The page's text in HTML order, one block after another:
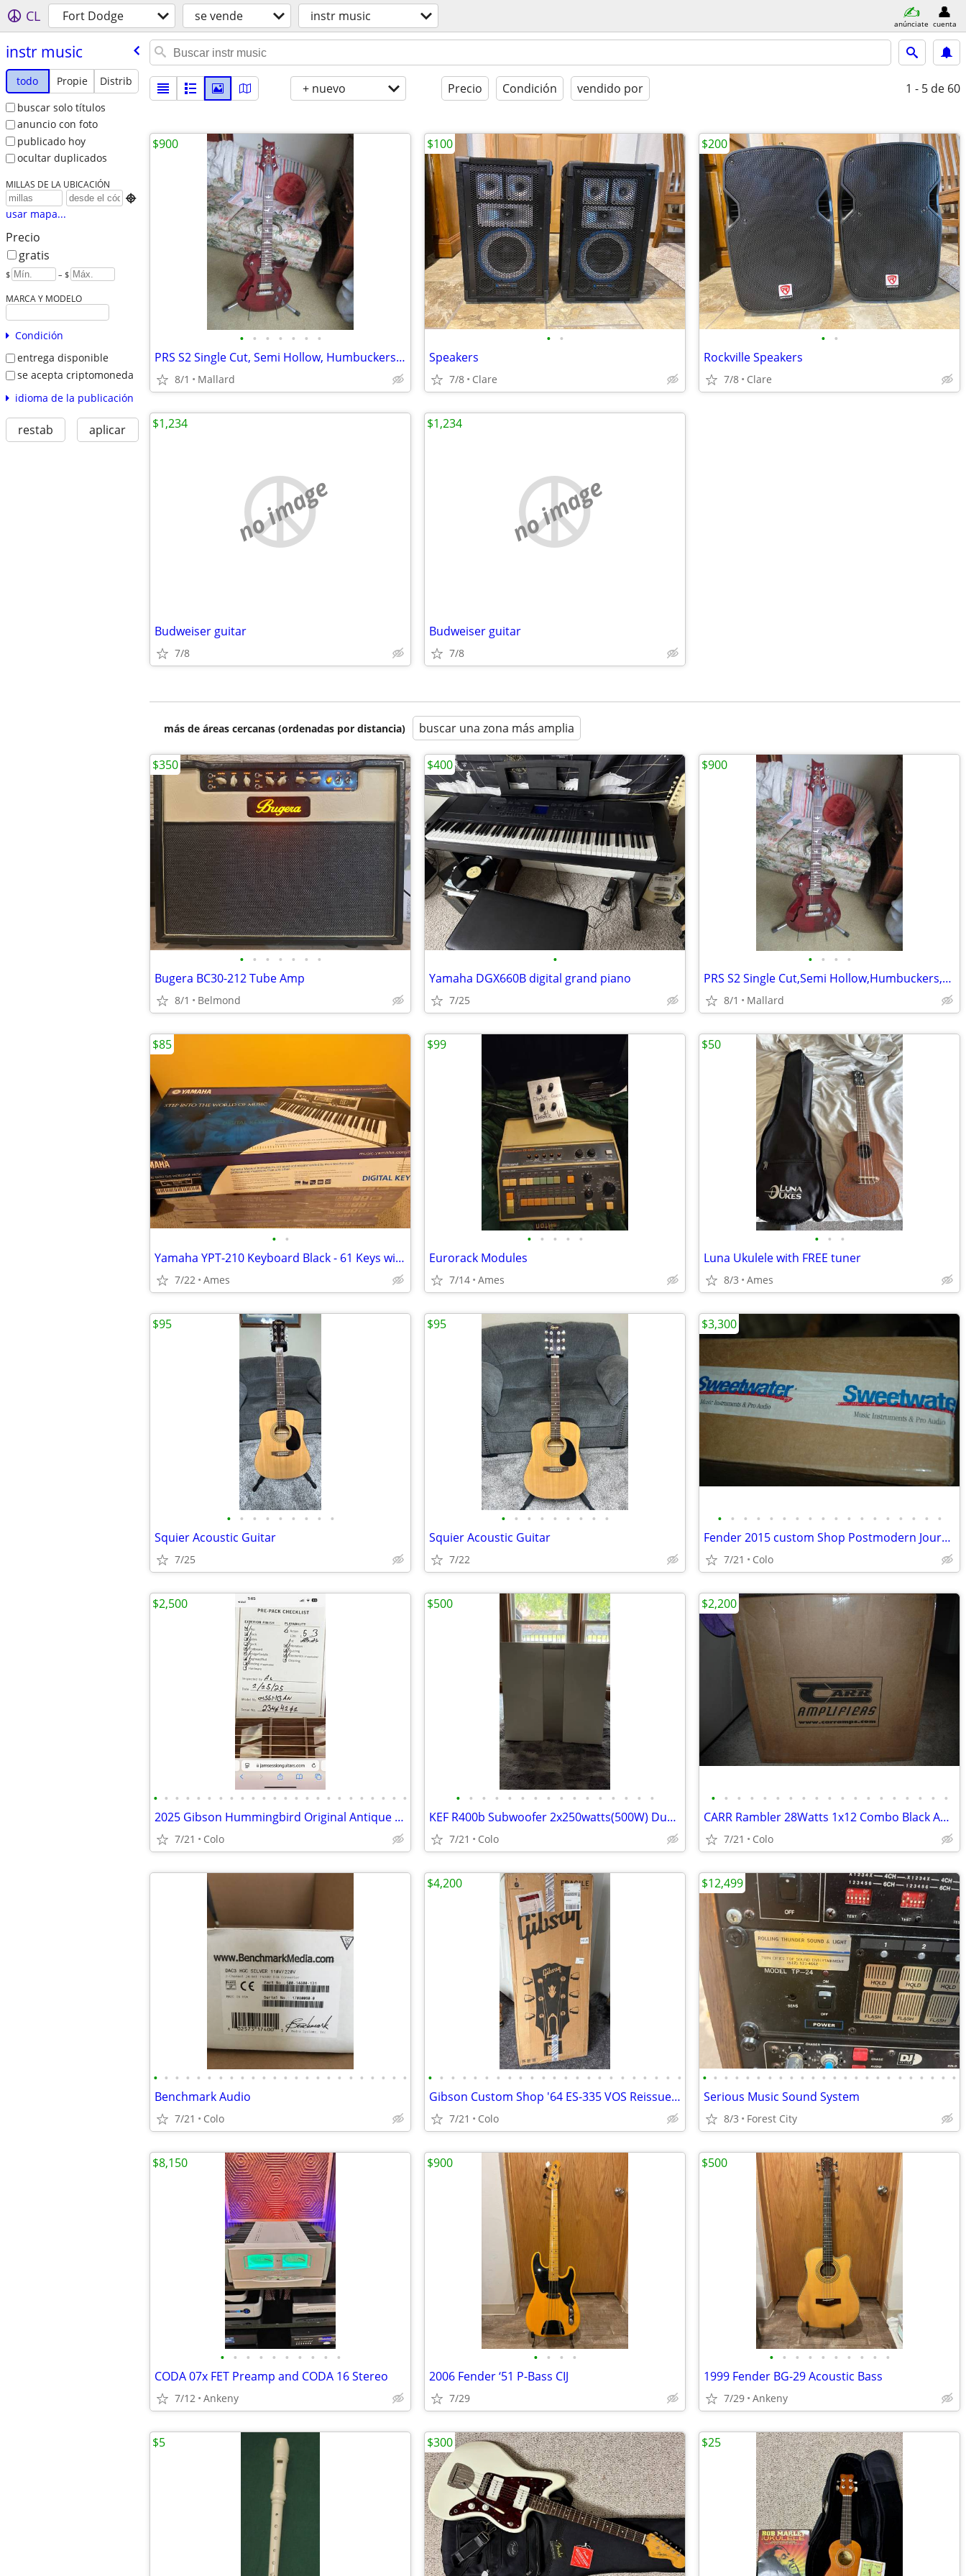
CL Fort Dodge se vende instr music anúnciate cuenta
instr music
todo Propie
Distrib
buscar solo títulos
anuncio con foto
publicado hoy
ocultar duplicados
MILLAS DE LA UBICACIÓN

usar mapa...
Precio
gratis
$ – $
MARCA Y MODELO
Condición
entrega disponible
se acepta criptomoneda
idioma de la publicación
restab aplicar
+ nuevo Precio Condición vendido por 1 - 5 de 60
• • • • • • •
PRS S2 Single Cut, Semi Hollow, Humbuckers, Split Coils, Price Drop
8/1 Mallard
$900
• •
Speakers
7/8 Clare
$100
• •
Rockville Speakers
7/8 Clare
$200
no image
Budweiser guitar
7/8
$1,234
no image
Budweiser guitar
7/8
$1,234
más de áreas cercanas (ordenadas por distancia) buscar una zona más amplia
• • • • • • •
Bugera BC30-212 Tube Amp
8/1 Belmond
$350
•
Yamaha DGX660B digital grand piano
7/25
$400
• • • •
PRS S2 Single Cut,Semi Hollow,Humbuckers,Split Coil,Price Drop
8/1 Mallard
$900
• •
Yamaha YPT-210 Keyboard Black - 61 Keys with a stand
7/22 Ames
$85
• • • • •
Eurorack Modules
7/14 Ames
$99
• • •
Luna Ukulele with FREE tuner
8/3 Ames
$50
• • • • • • • • •
Squier Acoustic Guitar
7/25
$95
• • • • • • • • •
Squier Acoustic Guitar
7/22
$95
• • • • • • • • • • • • • • • • • •
Fender 2015 custom Shop Postmodern Journeman Relic Dakota Red Strat
7/21 Colo
$3,300
• • • • • • • • • • • • • • • • • • • • • • • •
2025 Gibson Hummingbird Original Antique Natural
7/21 Colo
$2,500
• • • • • • • • • • • • • • • •
KEF R400b Subwoofer 2x250watts(500W) Dual 9" Subwoofer
7/21 Colo
$500
• • • • • • • • • • • • • • • • • • •
CARR Rambler 28Watts 1x12 Combo Black Amplifier - Elsinore Speakers
7/21 Colo
$2,200
• • • • • • • • • • • • • • • • • • • • • • • •
Benchmark Audio
7/21 Colo
• • • • • • • • • • • • • • • • • • • • • • •
Gibson Custom Shop '64 ES-335 VOS Reissue 2023 Cherry Red
7/21 Colo
$4,200
• • • • • • • • • • • • • • • • • • • • • • • •
Serious Music Sound System
8/3 Forest City
$12,499
• • • • • • • • • •
CODA 07x FET Preamp and CODA 16 Stereo
7/12 Ankeny
$8,150
• • • •
2006 Fender ‘51 P-Bass CIJ
7/29
$900
• • • • • • • • • •
1999 Fender BG-29 Acoustic Bass
7/29 Ankeny
$500
$5 $300 $25